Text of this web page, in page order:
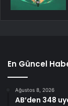
En Güncel
Ağustos 8, 2026
AB’den 348